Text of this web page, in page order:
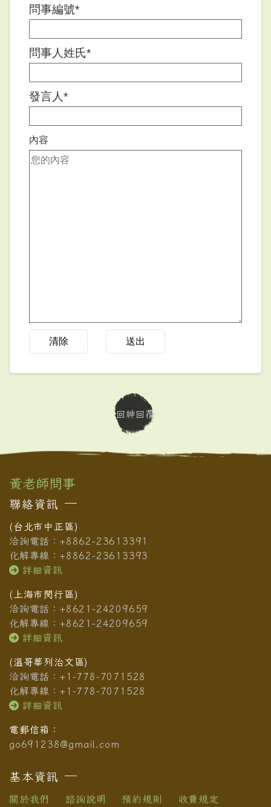
問事編號*
問事人姓氏*
發言人*
內容
清除 送出
回神回覆
黃老師問事
聯絡資訊
(台北市中正區)
洽詢電話：+8862-23613391
化解專線：+8862-23613393
詳細資訊
(上海市閔行區)
洽詢電話：+8621-24209659
化解專線：+8621-24209659
詳細資訊
(溫哥華列治文區)
洽詢電話：+1-778-7071528
化解專線：+1-778-7071528
詳細資訊
電郵信箱：
go691238@gmail.com
基本資訊
關於我們 諮詢說明 預約規則 收費規定